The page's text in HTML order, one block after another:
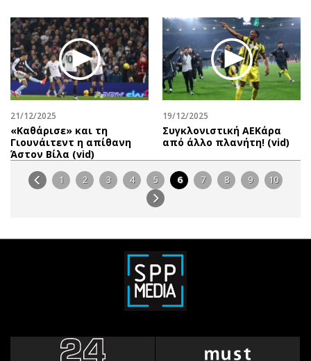
21/12/2025
«Καθάρισε» και τη
Γιουνάιτεντ η απίθανη
Άστον Βίλα (vid)
19/12/2025
Συγκλονιστική ΑΕΚάρα
από άλλο πλανήτη! (vid)
1 2 3 4 5 6 7 8 9 10